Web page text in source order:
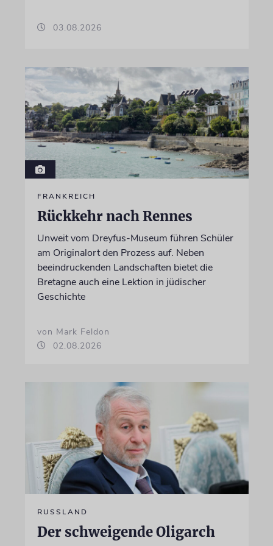
03.08.2026
FRANKREICH
Rückkehr nach Rennes
Unweit vom Dreyfus-Museum führen Schüler
am Originalort den Prozess auf. Neben
beeindruckenden Landschaften bietet die
Bretagne auch eine Lektion in jüdischer
Geschichte
von Mark Feldon
02.08.2026
RUSSLAND
Der schweigende Oligarch